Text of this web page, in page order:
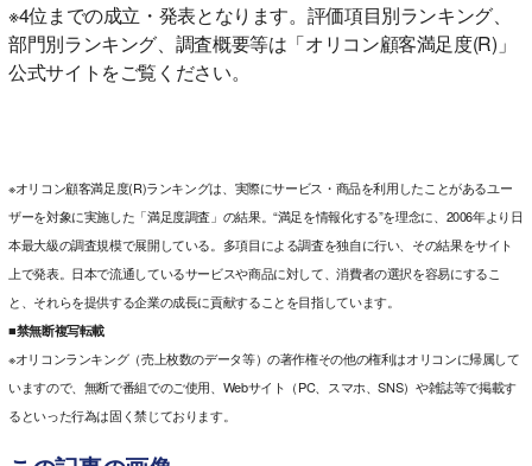
※4位までの成立・発表となります。評価項目別ランキング、
部門別ランキング、調査概要等は「オリコン顧客満足度(R)」
公式サイトをご覧ください。
※オリコン顧客満足度(R)ランキングは、実際にサービス・商品を利用したことがあるユー
ザーを対象に実施した「満足度調査」の結果。“満足を情報化する”を理念に、2006年より日
本最大級の調査規模で展開している。多項目による調査を独自に行い、その結果をサイト
上で発表。日本で流通しているサービスや商品に対して、消費者の選択を容易にするこ
と、それらを提供する企業の成長に貢献することを目指しています。
■禁無断複写転載
※オリコンランキング（売上枚数のデータ等）の著作権その他の権利はオリコンに帰属して
いますので、無断で番組でのご使用、Webサイト（PC、スマホ、SNS）や雑誌等で掲載す
るといった行為は固く禁じております。